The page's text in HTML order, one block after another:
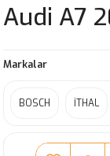
Audi A7
Markalar
BOSCH İTHAL